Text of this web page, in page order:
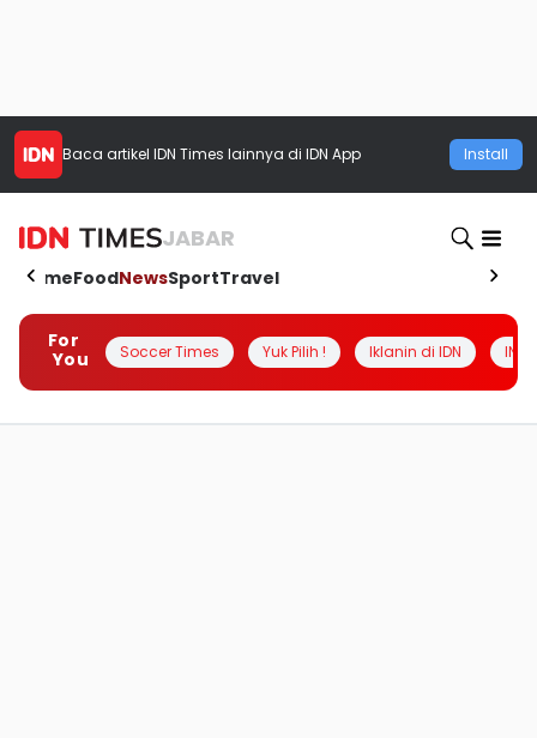
Baca artikel IDN Times lainnya di IDN App Install
JABAR
HomeFoodNewsSportTravel
For
You
Soccer Times Yuk Pilih ! Iklanin di IDN